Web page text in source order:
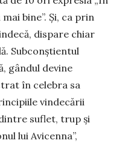
bine”. Și, ca prin
dispare chiar
Subcon­ști­en­tul
gândul de­vine
în celebra sa
vin­de­cării
suflet, trup și
lui Avi­cenna”,